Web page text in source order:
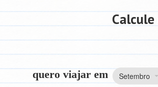
Calcule
quero viajar em Setembro